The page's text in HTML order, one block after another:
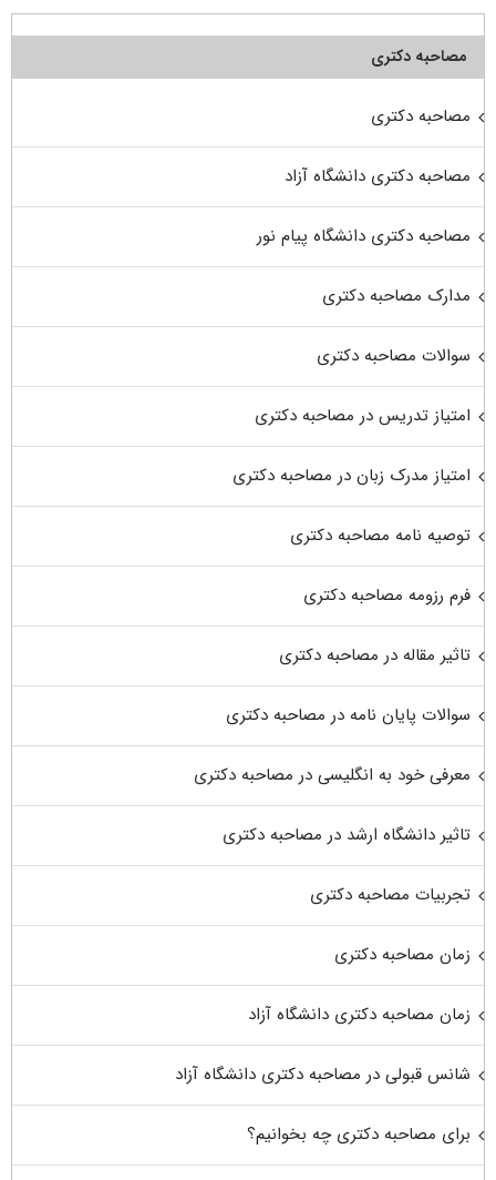
مصاحبه دکتری
مصاحبه دکتری
مصاحبه دکتری دانشگاه آزاد
مصاحبه دکتری دانشگاه پیام نور
مدارک مصاحبه دکتری
سوالات مصاحبه دکتری
امتیاز تدریس در مصاحبه دکتری
امتیاز مدرک زبان در مصاحبه دکتری
توصیه نامه مصاحبه دکتری
فرم رزومه مصاحبه دکتری
تاثیر مقاله در مصاحبه دکتری
سوالات پایان نامه در مصاحبه دکتری
معرفی خود به انگلیسی در مصاحبه دکتری
تاثیر دانشگاه ارشد در مصاحبه دکتری
تجربیات مصاحبه دکتری
زمان مصاحبه دکتری
زمان مصاحبه دکتری دانشگاه آزاد
شانس قبولی در مصاحبه دکتری دانشگاه آزاد
برای مصاحبه دکتری چه بخوانیم؟